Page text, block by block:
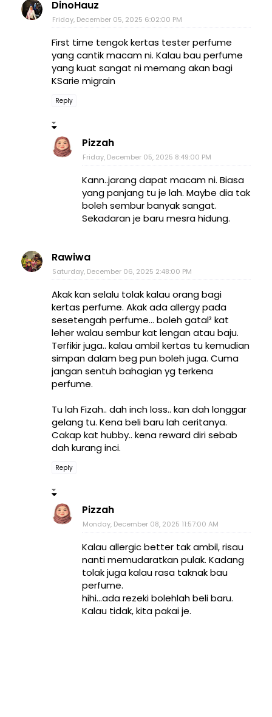
DinoHauz
Friday, December 05, 2025 6:02:00 PM
First time tengok kertas tester perfume
yang cantik macam ni. Kalau bau perfume
yang kuat sangat ni memang akan bagi
KSarie migrain
Reply
Pizzah
Friday, December 05, 2025 8:49:00 PM
Kann..jarang dapat macam ni. Biasa
yang panjang tu je lah. Maybe dia tak
boleh sembur banyak sangat.
Sekadaran je baru mesra hidung.
Rawiwa
Saturday, December 06, 2025 2:48:00 PM
Akak kan selalu tolak kalau orang bagi
kertas perfume. Akak ada allergy pada
sesetengah perfume... boleh gatal² kat
leher walau sembur kat lengan atau baju.
Terfikir juga.. kalau ambil kertas tu kemudian
simpan dalam beg pun boleh juga. Cuma
jangan sentuh bahagian yg terkena
perfume.
Tu lah Fizah.. dah inch loss.. kan dah longgar
gelang tu. Kena beli baru lah ceritanya.
Cakap kat hubby.. kena reward diri sebab
dah kurang inci.
Reply
Pizzah
Monday, December 08, 2025 11:57:00 AM
Kalau allergic better tak ambil, risau
nanti memudaratkan pulak. Kadang
tolak juga kalau rasa taknak bau
perfume.
hihi...ada rezeki bolehlah beli baru.
Kalau tidak, kita pakai je.